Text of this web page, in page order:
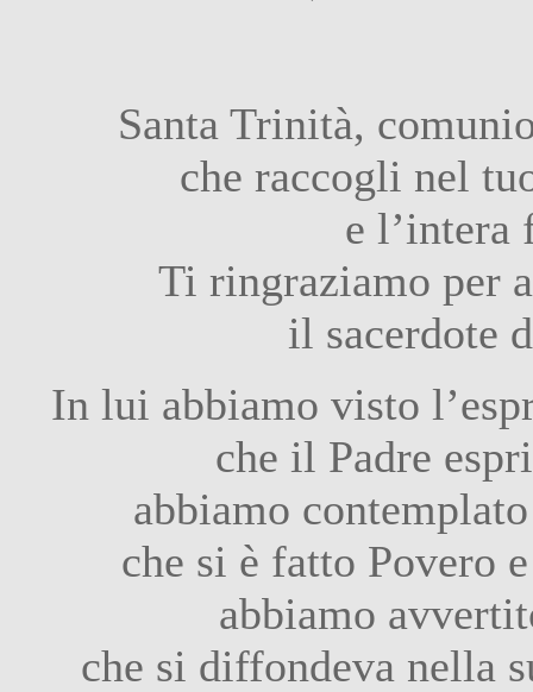
Santa Trinità,
che raccogli nel
e l’intera
Ti ringraziamo per
il sacerdote
In lui abbiamo visto
che il Padre
abbiamo
che si è fatto Povero
abbiamo
che si diffondeva nella